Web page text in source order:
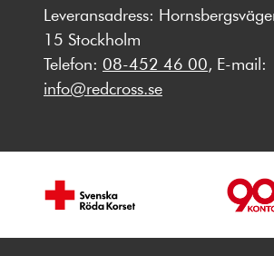
Leveransadress:
15 Stockholm
Telefon: 08-452 46 00, E-mail:
info@redcross.se